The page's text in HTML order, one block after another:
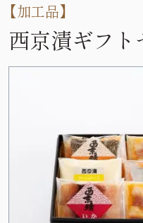
【加工品】
西京漬ギフ